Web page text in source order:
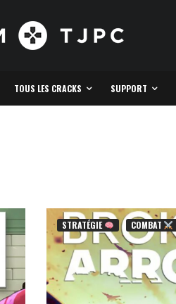
TOUS LES CRACKS SUPPORT
STRATÉGIE COMBAT